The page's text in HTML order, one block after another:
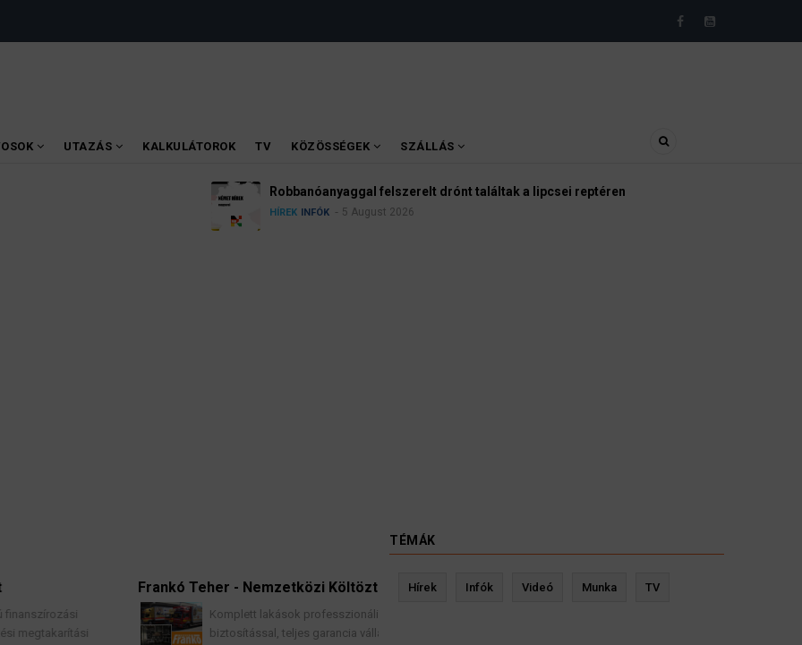
UTAZÁS KALKULÁTOROK TV KÖZÖSSÉGEK SZÁLLÁS
a lipcsei reptéren Kannabisz Németországban
INFÓK 4 August 2026
Frankó Teher - Nemzetközi Költöztetés
Komplett lakások professzionális költöztetése
biztosítással, teljes garancia vállalással.
Kevin Ressler biztosítási szakértő
TÉMÁK
Hírek Infók Videó Munka TV